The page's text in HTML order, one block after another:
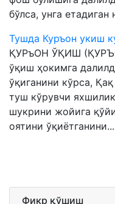
бўлса, унга етадиган
Тушда Куръон укиш
ҚУРъОН ЎҚИШ
ўқиш ҳокимга
ўқиганини кўрса,
туш кўрувчи
шукрини жойига
оятини ўқиётганини...
Фикр қўшиш